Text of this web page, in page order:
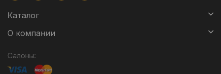
Каталог
О компании
Салоны: